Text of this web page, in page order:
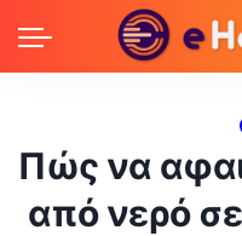
Πώς να
από νερό